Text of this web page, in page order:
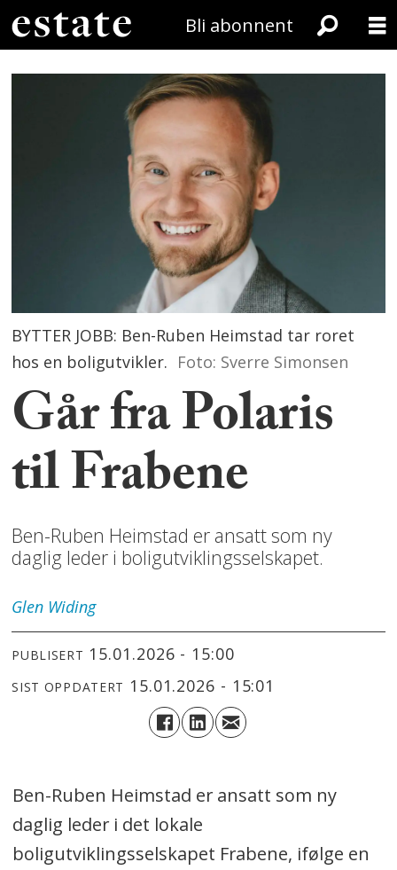
Bli abonnent
BYTTER JOBB: Ben-Ruben Heimstad tar roret
hos en boligutvikler. Foto: Sverre Simonsen
Går fra Polaris
til Frabene
Ben-Ruben Heimstad er ansatt som ny
daglig leder i boligutviklingsselskapet.
Glen Widing
PUBLISERT 15.01.2026 - 15:00
SIST OPPDATERT 15.01.2026 - 15:01
Ben-Ruben Heimstad er ansatt som ny
daglig leder i det lokale
boligutviklingsselskapet Frabene, ifølge en